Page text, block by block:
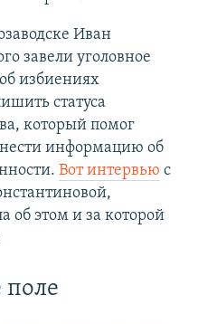
Иван
завели уголовное
избиениях
статуса
который помог
информацию об
Вот интервью с
об этом и за которой